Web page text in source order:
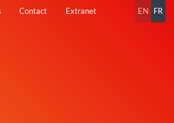
Contact Extranet EN FR